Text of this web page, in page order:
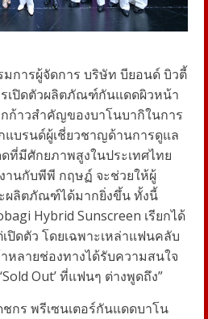
มการผู้จัดการ บริษัท บียอนด์ บิวตี้
รเปิดตัวผลิตภัณฑ์กันแดดผิวหน้า
ก้าวสำคัญของบาโนบากิในการ
แบรนด์ผู้เชี่ยวชาญด้านการดูแล
ที่มีศักยภาพสูงในประเทศไทย
านกับพีพี กฤษฏ์ จะช่วยให้ผู้
ผลิตภัณฑ์ได้มากยิ่งขึ้น ทั้งนี้
Hybrid Sunscreen เรียกได้
ปิดตัว โดยเฉพาะเหล่าแฟนคลับ
ลายช่องทางได้รับความสนใจ
Sold Out’ที่แฟนๆ ต่างพูดถึง”
กร พรีเซนเตอร์กันแดดบาโน